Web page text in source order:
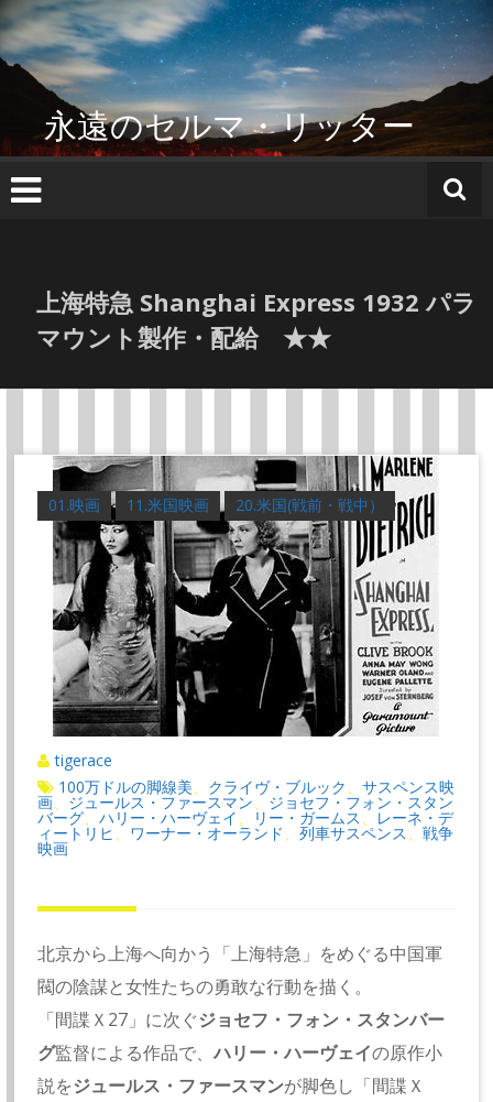
コ
ン
テ
へ
ス
キ
永遠のセルマ・リッター
上海特急 Shanghai Express 1932 パラ
マウント製作・配給 ★★
01.映画 11.米国映画 20.米国(戦前・戦中）
tigerace
100万ドルの脚線美
クライヴ・ブルック 、サスペンス映
画 ジュールス・ファースマン ジョセフ・フォン・スタン
バーグ 、ハリー・ハーヴェイ リー・ガームス レーネ・デ
ィートリヒ ワーナー・オーランド 、列車サスペンス 、戦争
映画
北京から上海へ向かう「上海特急」をめぐる中国軍
閥の陰謀と女性たちの勇敢な行動を描く。
「間諜Ｘ27」に次ぐジョセフ・フォン・スタンバー
グ監督による作品で、ハリー・ハーヴェイの原作小
説をジュールス・ファースマンが脚色し「間諜Ｘ